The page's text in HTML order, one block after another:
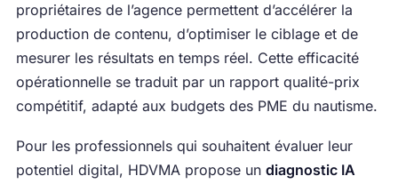
propriétaires de l’agence permettent d’accélérer la
production de contenu, d’optimiser le ciblage et de
mesurer les résultats en temps réel. Cette efficacité
opérationnelle se traduit par un rapport qualité-prix
compétitif, adapté aux budgets des PME du nautisme.
Pour les professionnels qui souhaitent évaluer leur
potentiel digital, HDVMA propose un diagnostic IA